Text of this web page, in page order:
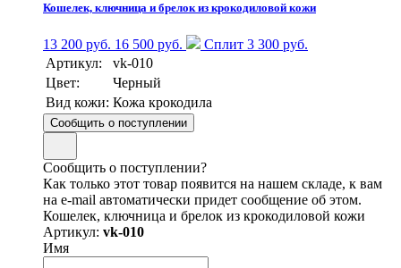
Кошелек, ключница и брелок из крокодиловой кожи
13 200 руб. 16 500 руб.
Сплит 3 300 руб.
Артикул:
vk-010
Цвет:
Черный
Вид кожи: Кожа крокодила
Сообщить о поступлении
Сообщить о поступлении?
Как только этот товар появится на нашем складе, к вам
на e-mail автоматически придет сообщение об этом.
Кошелек, ключница и брелок из крокодиловой кожи
Артикул: vk-010
Имя